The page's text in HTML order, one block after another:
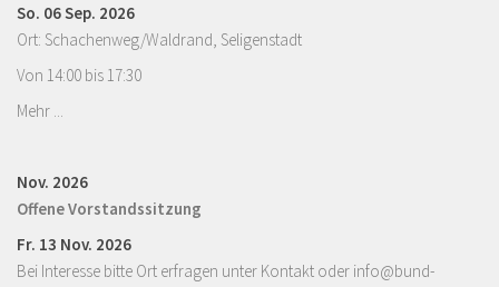
So. 06 Sep. 2026
Ort: Schachenweg/Waldrand, Seligenstadt
Von 14:00 bis 17:30
Mehr ...
Nov. 2026
Offene Vorstandssitzung
Fr. 13 Nov. 2026
Bei Interesse bitte Ort erfragen unter Kontakt oder info@bund-